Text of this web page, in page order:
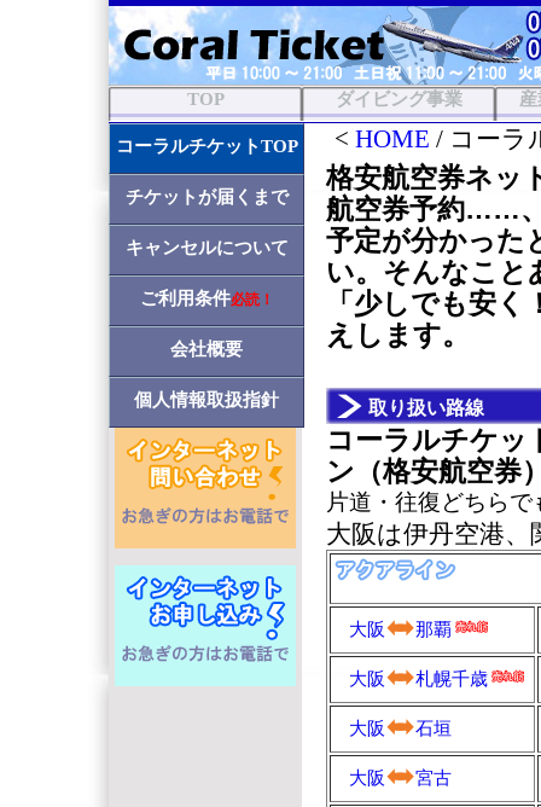
TOP ダイビング事業
コーラルチケットTOP
チケットが届くまで
キャンセルについて
ご利用条件必読！
会社概要
個人情報取扱指針
< HOME / コーラ
格安航空券ネッ
航空券予約……
予定が分かった
い。そんなこと
「少しでも安
えします。
取り扱い路線
コーラルチケッ
ン（格安航空券
片道・往復どちら
大阪は伊丹空港
大阪 那覇
大阪 札幌千歳
大阪 石垣
大阪 宮古